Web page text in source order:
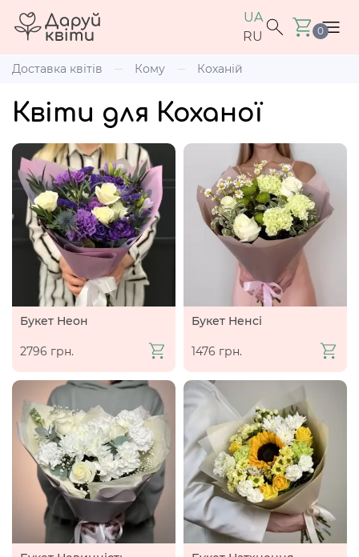
UA
RU
0
Доставка квітів Кому Коханій
Квіти для Коханої
Букет Неон
2796 грн.
Букет Ненсі
1476 грн.